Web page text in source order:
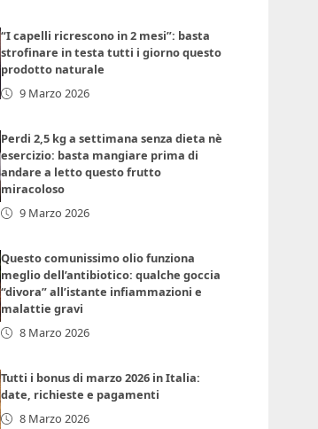
“I capelli ricrescono in 2 mesi”: basta
strofinare in testa tutti i giorno questo
prodotto naturale
9 Marzo 2026
Perdi 2,5 kg a settimana senza dieta nè
esercizio: basta mangiare prima di
andare a letto questo frutto
miracoloso
9 Marzo 2026
Questo comunissimo olio funziona
meglio dell’antibiotico: qualche goccia
“divora” all’istante infiammazioni e
malattie gravi
8 Marzo 2026
Tutti i bonus di marzo 2026 in Italia:
date, richieste e pagamenti
8 Marzo 2026